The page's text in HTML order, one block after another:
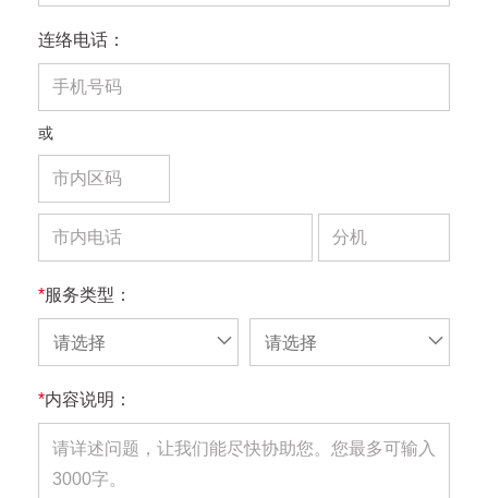
连络电话：
或
*服务类型：
请选择 请选择
*内容说明：